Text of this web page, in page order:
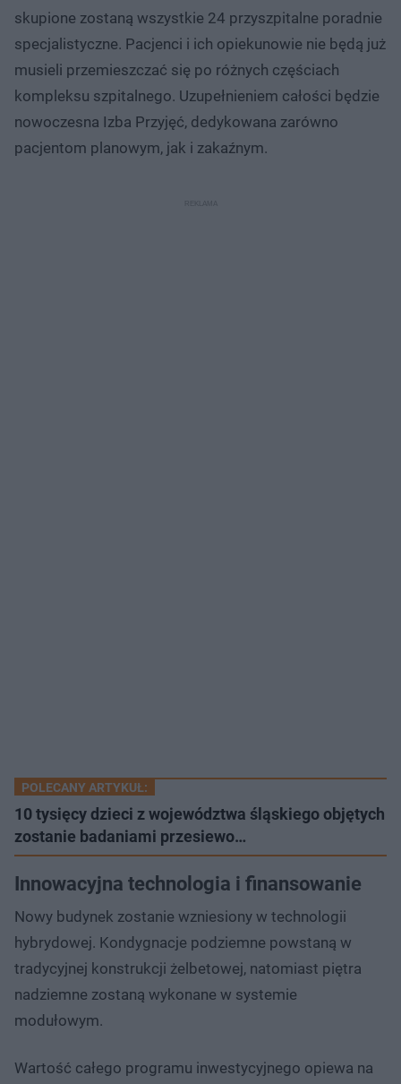
skupione zostaną wszystkie 24 przyszpitalne poradnie
specjalistyczne. Pacjenci i ich opiekunowie nie będą już
musieli przemieszczać się po różnych częściach
kompleksu szpitalnego. Uzupełnieniem całości będzie
nowoczesna Izba Przyjęć, dedykowana zarówno
pacjentom planowym, jak i zakaźnym.
POLECANY ARTYKUŁ:
10 tysięcy dzieci z województwa śląskiego objętych
zostanie badaniami przesiewo…
Innowacyjna technologia i finansowanie
Nowy budynek zostanie wzniesiony w technologii
hybrydowej. Kondygnacje podziemne powstaną w
tradycyjnej konstrukcji żelbetowej, natomiast piętra
nadziemne zostaną wykonane w systemie
modułowym.
Wartość całego programu inwestycyjnego opiewa na